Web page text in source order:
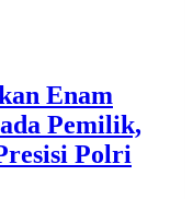
Enam
Pemilik,
Polri